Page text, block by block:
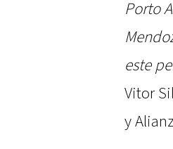
Porto
este
Vitor
y